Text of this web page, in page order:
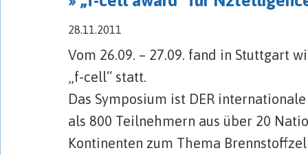
28.11.2011
Vom 26.09. – 27.09. fand in Stuttgart
„f-cell“ statt.
Das Symposium ist DER
als 800 Teilnehmern aus über 20
Kontinenten zum Thema